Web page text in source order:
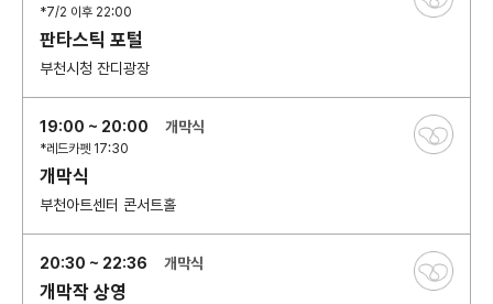
*7/2 이후 22:00
판타스틱 포털
부천시청 잔디광장
19:00 ~ 20:00
*레드카펫 17:30
개막식
개막식
부천아트센터 콘서트홀
20:30 ~ 22:36 개막식
개막작 상영